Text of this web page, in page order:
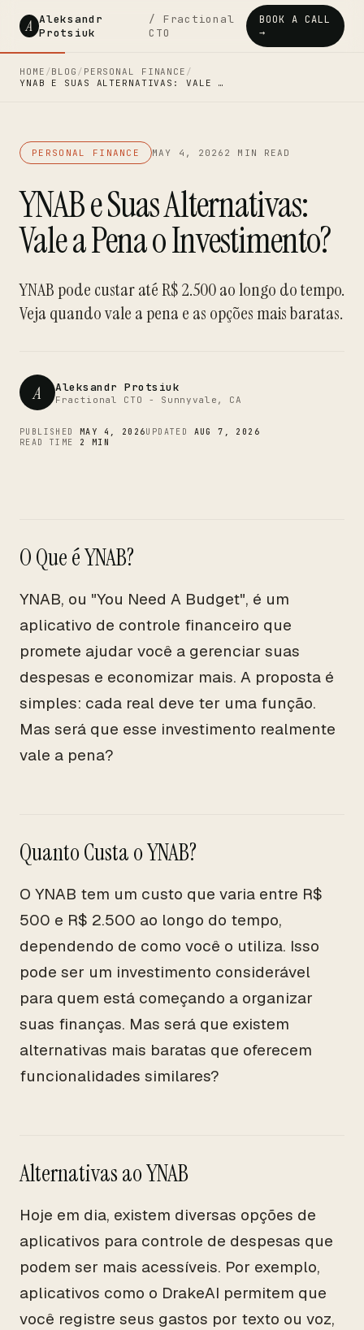
A Aleksandr
Protsiuk
/ Fractional
CTO
BOOK A CALL
→
HOME /BLOG / PERSONAL FINANCE /
YNAB E SUAS ALTERNATIVAS: VALE …
PERSONAL FINANCE MAY 4, 2026 2 MIN READ
YNAB e Suas Alternativas:
Vale a Pena o Investimento?
YNAB pode custar até R$ 2.500 ao longo do tempo.
Veja quando vale a pena e as opções mais baratas.
A Aleksandr Protsiuk
Fractional CTO - Sunnyvale, CA
PUBLISHED MAY 4, 2026UPDATED AUG 7, 2026
READ TIME 2 MIN
O Que é YNAB?
YNAB, ou "You Need A Budget", é um
aplicativo de controle financeiro que
promete ajudar você a gerenciar suas
despesas e economizar mais. A proposta é
simples: cada real deve ter uma função.
Mas será que esse investimento realmente
vale a pena?
Quanto Custa o YNAB?
O YNAB tem um custo que varia entre R$
500 e R$ 2.500 ao longo do tempo,
dependendo de como você o utiliza. Isso
pode ser um investimento considerável
para quem está começando a organizar
suas finanças. Mas será que existem
alternativas mais baratas que oferecem
funcionalidades similares?
Alternativas ao YNAB
Hoje em dia, existem diversas opções de
aplicativos para controle de despesas que
podem ser mais acessíveis. Por exemplo,
aplicativos como o DrakeAI permitem que
você registre seus gastos por texto ou voz,